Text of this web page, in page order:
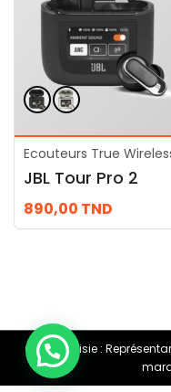
Ecouteurs True
JBL Tour Pro 2
890,00 TND
© JBL Tunisie :